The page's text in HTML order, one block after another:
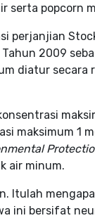
serta popcorn
perjanjian
2009
diatur secara
maksimum 1
air minum.
Itulah
ini bersifat